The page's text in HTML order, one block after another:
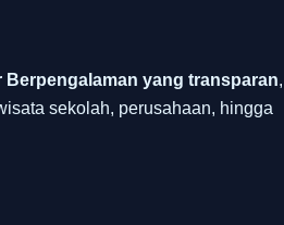
Berpengalaman yang transparan,
sekolah, perusahaan, hingga